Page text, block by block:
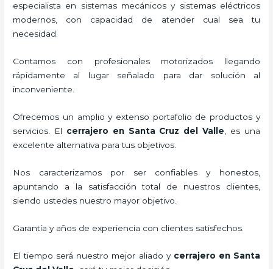
especialista en sistemas mecánicos y sistemas eléctricos
modernos, con capacidad de atender cual sea tu
necesidad.
Contamos con profesionales motorizados llegando
rápidamente al lugar señalado para dar solución al
inconveniente.
Ofrecemos un amplio y extenso portafolio de productos y
servicios. El cerrajero en Santa Cruz del Valle , es una
excelente alternativa para tus objetivos.
Nos caracterizamos por ser confiables y honestos,
apuntando a la satisfacción total de nuestros clientes,
siendo ustedes nuestro mayor objetivo.
Garantía y años de experiencia con clientes satisfechos.
El tiempo será nuestro mejor aliado y cerrajero en Santa